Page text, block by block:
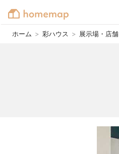
ホーム > 彩ハウス > 展示場・店舗